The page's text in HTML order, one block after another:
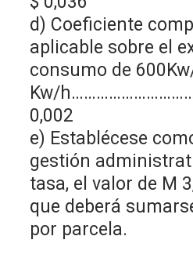
d) Coeficiente
aplicable sobre el
consumo de
Kw/
0,002
e) Establécese
gestión
tasa, el valor de M
que deberá
por parcela.